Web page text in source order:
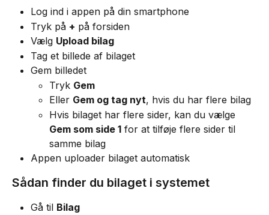
Log ind i appen på din smartphone
Tryk på + på forsiden
Vælg Upload bilag
Tag et billede af bilaget
Gem billedet
Tryk Gem
Eller Gem og tag nyt, hvis du har flere bilag
Hvis bilaget har flere sider, kan du vælge
Gem som side 1 for at tilføje flere sider til
samme bilag
Appen uploader bilaget automatisk
Sådan finder du bilaget i systemet
Gå til Bilag